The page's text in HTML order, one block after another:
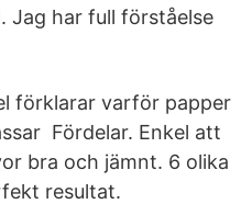
Jag har full förståelse
förklarar varför papper
Fördelar. Enkel att
bra och jämnt. 6 olika
resultat.